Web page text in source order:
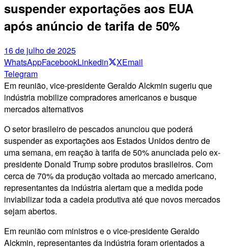
suspender exportações aos EUA
após anúncio de tarifa de 50%
16 de julho de 2025
WhatsAppFacebookLinkedin XEmail
Telegram
Em reunião, vice-presidente Geraldo Alckmin sugeriu que
indústria mobilize compradores americanos e busque
mercados alternativos
O setor brasileiro de pescados anunciou que poderá
suspender as exportações aos Estados Unidos dentro de
uma semana, em reação à tarifa de 50% anunciada pelo ex-
presidente Donald Trump sobre produtos brasileiros. Com
cerca de 70% da produção voltada ao mercado americano,
representantes da indústria alertam que a medida pode
inviabilizar toda a cadeia produtiva até que novos mercados
sejam abertos.
Em reunião com ministros e o vice-presidente Geraldo
Alckmin, representantes da indústria foram orientados a